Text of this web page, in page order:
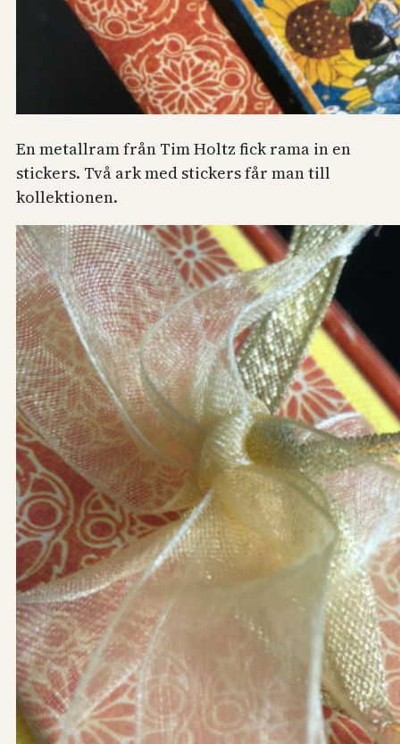
En metallram från Tim Holtz fick rama in en
stickers. Två ark med stickers får man till
kollektionen.